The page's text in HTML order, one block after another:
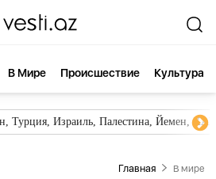
В Мире Происшествие Культура
Турция, Израиль, Палестина, Йемен,
Главная В мире